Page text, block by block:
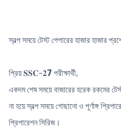
স্বল্প সময়ে টেস্ট পেপারের হাজার
প্রিয় 𝐒𝐒𝐂-𝟐7 পরীক্ষার্থী,
একদম শেষ সময়ে বাজারের হরেক রকমের
না হয়ে স্বল্প সময়ে গোছানো ও পূর্ণাঙ্গ
প্রিপারেশন সিরিজ।